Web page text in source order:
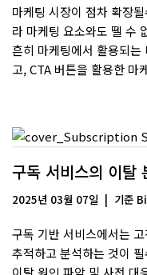
마케팅 시장이 점차 확장
라 마케팅 요소와도 뗄 수
흔히 마케팅에서 활용되는
고, CTA 버튼을 활용한 마
구독 서비스의 이탈
2025년 03월 07일 기준
구독 기반 서비스에서는
추적하고 분석하는 것이